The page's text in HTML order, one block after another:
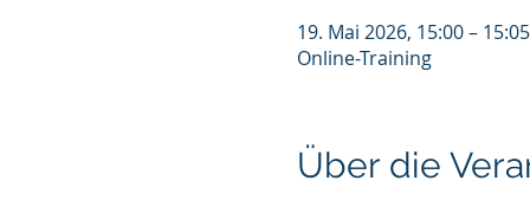
19. Mai 2026, 15:00 – 15:05
Online-Training
Über die